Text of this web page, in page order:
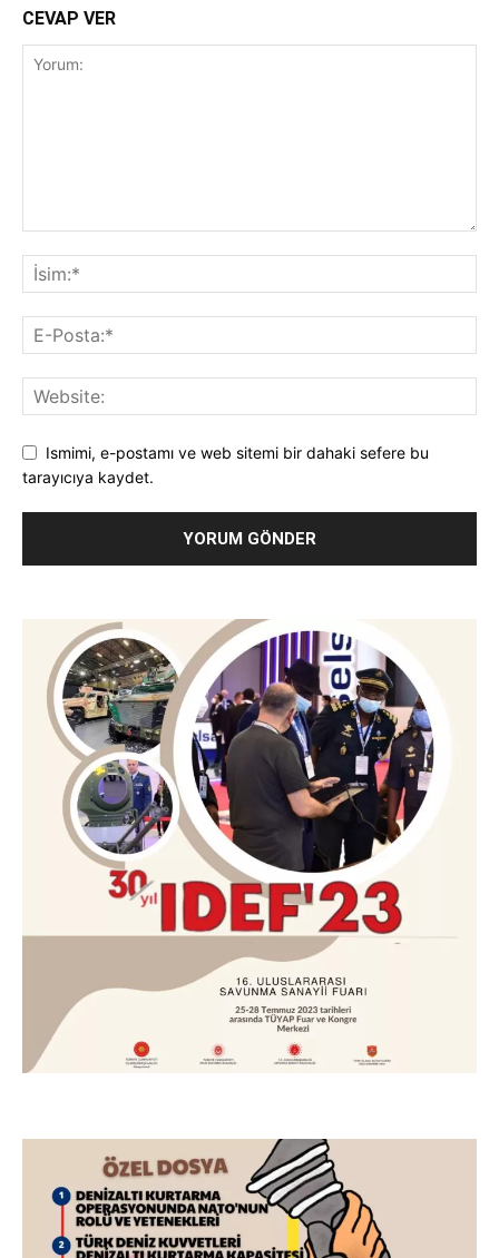
CEVAP VER
Ismimi, e-postamı ve web sitemi bir dahaki sefere bu
tarayıcıya kaydet.